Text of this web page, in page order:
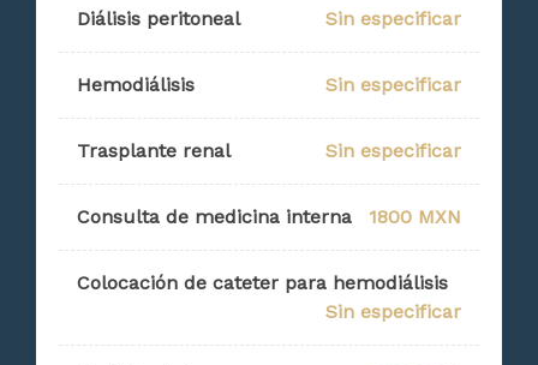
Diálisis peritoneal Sin especificar
Hemodiálisis Sin especificar
Trasplante renal Sin especificar
Consulta de medicina interna 1800 MXN
Colocación de cateter para hemodiálisis
Sin especificar